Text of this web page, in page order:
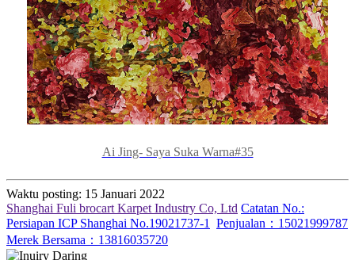
Ai Jing- Saya Suka Warna#35
Waktu posting: 15 Januari 2022
Shanghai Fuli brocart Karpet Industry Co, Ltd Catatan No.:
Persiapan ICP Shanghai No.19021737-1
Penjualan：15021999787
Merek Bersama：13816035720